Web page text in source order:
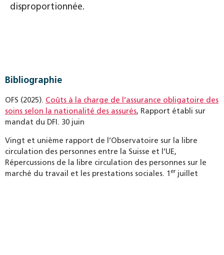
disproportionnée.
Bibliographie
OFS (2025). Coûts à la charge de l’assurance obligatoire des
soins selon la nationalité des assurés, Rapport établi sur
mandat du DFI. 30 juin
Vingt et unième rapport de l’Observatoire sur la libre
circulation des personnes entre la Suisse et l’UE,
Répercussions de la libre circulation des personnes sur le
marché du travail et les prestations sociales. 1 erjuillet